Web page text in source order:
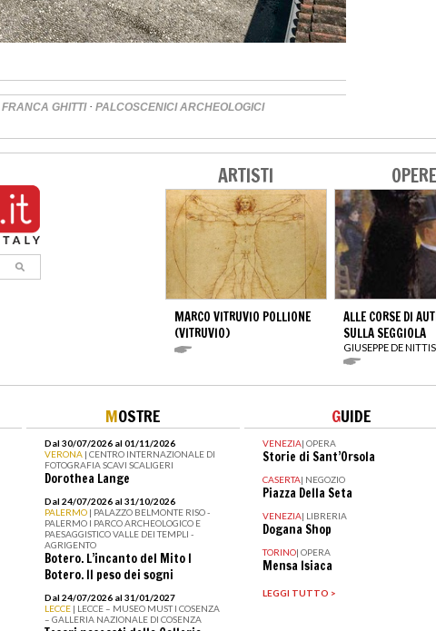
FRANCA GHITTI· PALCOSCENICI ARCHEOLOGICI
ARTISTI
MARCO VITRUVIO POLLIONE
(VITRUVIO)
OPERE
ALLE CORSE DI
SULLA SEGGIOLA
GIUSEPPE DE NITTIS
MOSTRE
Dal 30/07/2026 al 01/11/2026
VERONA | CENTRO INTERNAZIONALE DI
FOTOGRAFIA SCAVI SCALIGERI
Dorothea Lange
Dal 24/07/2026 al 31/10/2026
PALERMO | PALAZZO BELMONTE RISO -
PALERMO I PARCO ARCHEOLOGICO E
PAESAGGISTICO VALLE DEI TEMPLI -
AGRIGENTO
Botero. L’incanto del Mito I
Botero. Il peso dei sogni
Dal 24/07/2026 al 31/01/2027
LECCE | LECCE – MUSEO MUST I COSENZA
– GALLERIA NAZIONALE DI COSENZA
GUIDE
VENEZIA| OPERA
Storie di Sant’Orsola
CASERTA| NEGOZIO
Piazza Della Seta
VENEZIA| LIBRERIA
Dogana Shop
TORINO| OPERA
Mensa Isiaca
LEGGI TUTTO >